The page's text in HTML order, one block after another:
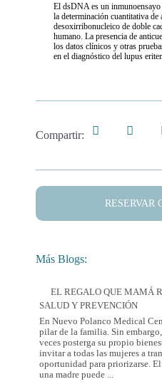
El dsDNA es un
la determinación cuantitativa
desoxirribonucleico de doble
humano. La presencia de
los datos clínicos y otras
en el diagnóstico del lupus
Compartir:
RESERVAR
Más Blogs:
EL REGALO QUE MAMÁ
SALUD Y PREVENCIÓN
En Nuevo Polanco Medical
pilar de la familia. Sin
veces posterga su propio
invitar a todas las mujeres a
oportunidad para priorizarse.
una madre puede ...